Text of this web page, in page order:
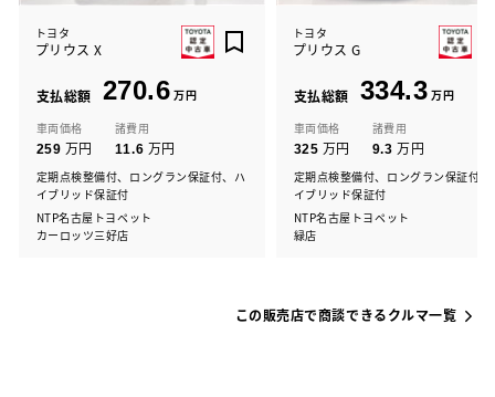
トヨタ
プリウス X
支払総額 270.6 万円
車両価格
259 万円
諸費用
11.6 万円
定期点検整備付、ロングラン保証付、ハ
イブリッド保証付
NTP名古屋トヨペット
カーロッツ三好店
トヨタ
プリウス G
支払総額 334.3 万円
車両価格
325 万円
諸費用
9.3 万円
定期点検整備付、ロングラン保証付、
イブリッド保証付
NTP名古屋トヨペット
緑店
この販売店で商談できるクルマ一覧